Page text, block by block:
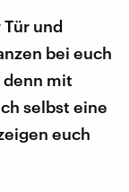
und
bei euch
denn mit
selbst eine
euch